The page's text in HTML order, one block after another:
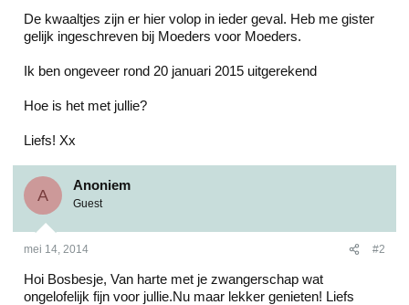
De kwaaltjes zijn er hier volop in ieder geval. Heb me gister
gelijk ingeschreven bij Moeders voor Moeders.
Ik ben ongeveer rond 20 januari 2015 uitgerekend
Hoe is het met jullie?
Liefs! Xx
A
Anoniem
Guest
mei 14, 2014 #2
Hoi Bosbesje, Van harte met je zwangerschap wat
ongelofelijk fijn voor jullie.Nu maar lekker genieten! Liefs